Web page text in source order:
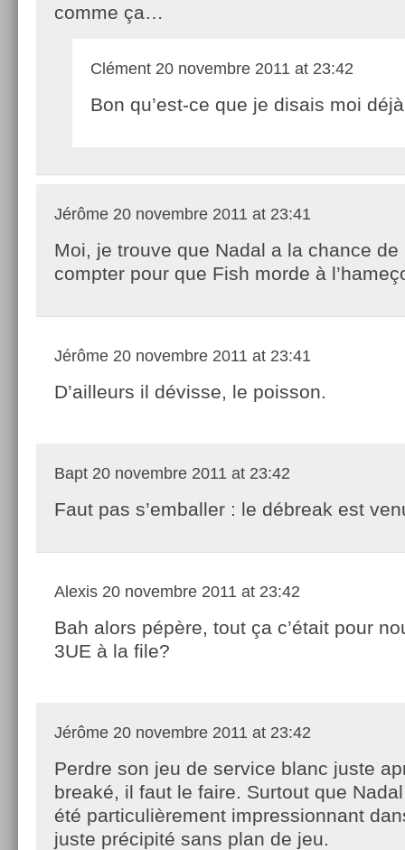
comme ça…
Clément 20 novembre 2011 at 23:42
Bon qu’est-ce que je disais moi
Jérôme 20 novembre 2011 at 23:41
Moi, je trouve que Nadal a la chance de
compter pour que Fish morde à
Jérôme 20 novembre 2011 at 23:41
D’ailleurs il dévisse, le poisson.
Bapt 20 novembre 2011 at 23:42
Faut pas s’emballer : le débreak est
Alexis 20 novembre 2011 at 23:42
Bah alors pépère, tout ça c’était pour
3UE à la file?
Jérôme 20 novembre 2011 at 23:42
Perdre son jeu de service blanc juste
breaké, il faut le faire. Surtout que Nadal
été particulièrement impressionnant
juste précipité sans plan de jeu.